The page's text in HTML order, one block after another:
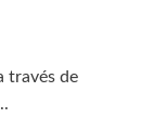
través de